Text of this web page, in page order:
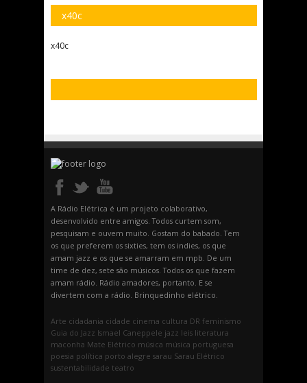
x40c
x40c
A Rádio Elétrica é um projeto colaborativo,
desenvolvido entre amigos. Todos curtem som,
pesquisam e ouvem muito. Gostam do babado. Tem
os que preferem os sixties, tem os indies, os que
amam jazz e os que se amarram em mpb. De um
time de dez, sete são músicos. Todos os que fazem
amam rádio. Rádio amadores, portanto. E se
divertem com a rádio. Brinquedinho elétrico.
Arte cidadania cidade cinema cultura DR feminismo
Guia do Jazz Ismael Caneppele jazz leis literatura
maconha Mate Elétrico música música portuguesa
poesia política porto alegre sarau Sarau Elétrico
sustentabilidade teatro